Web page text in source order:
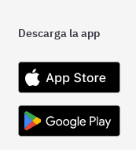
Descarga la app